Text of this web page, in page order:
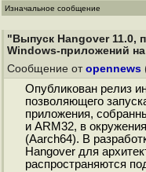
Изначальное сообщение
"Выпуск Hangover 11.0,
Windows-приложений
Сообщение от opennews
Опубликован релиз
позволяющего
приложения,
и ARM32, в
(Aarch64). В
Hangover для
распространяются